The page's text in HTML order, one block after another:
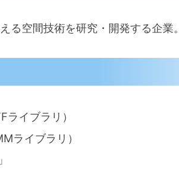
る空間技術を研究・開発する企業。
ライブラリ）
ライブラリ）